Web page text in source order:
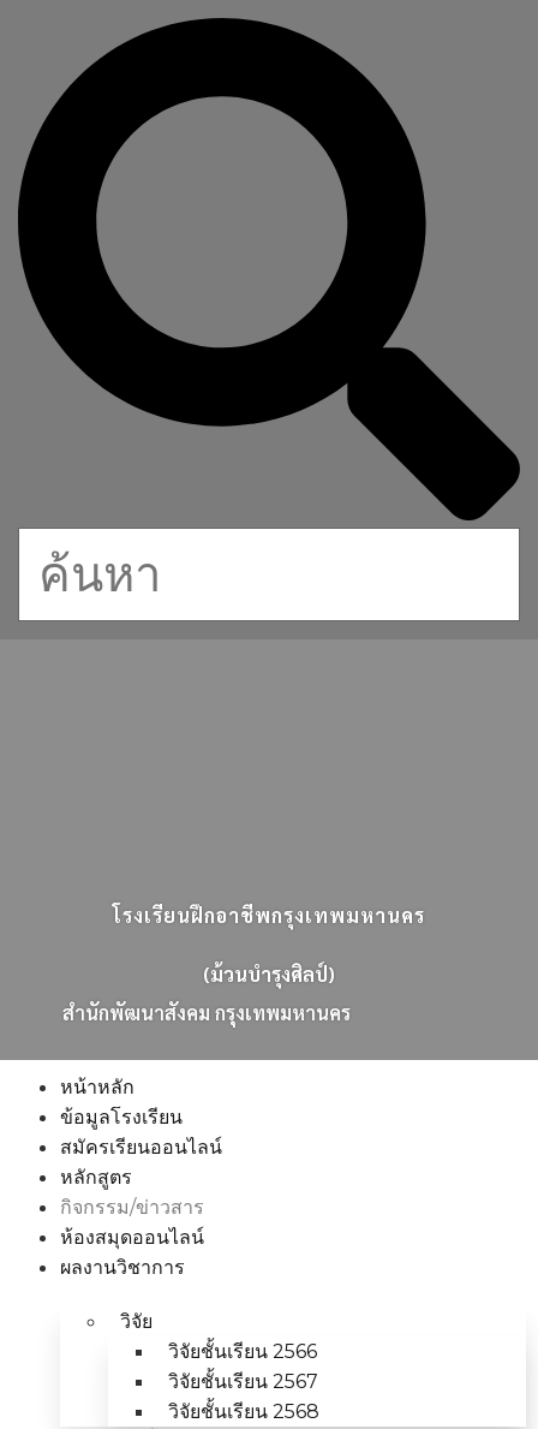
โรงเรียนฝึกอาชีพกรุงเทพมหานคร
(ม้วนบำรุงศิลป์)
สนกพฒนาสงคม กรงเทพมหานคร
หน้าหลัก
ข้อมูลโรงเรียน
สมัครเรียนออนไลน์
หลักสูตร
กิจกรรม/ข่าวสาร
ห้องสมุดออนไลน์
ผลงานวิชาการ
วิจัย
วิจัยชั้นเรียน 2566
วิจัยชั้นเรียน 2567
วิจัยชั้นเรียน 2568